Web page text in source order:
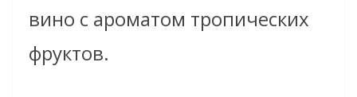
вино с ароматом тропических
фруктов.